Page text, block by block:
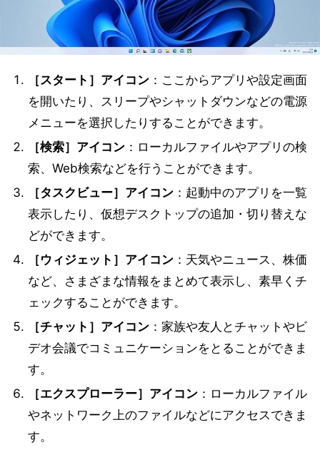
［スタート］アイコン：ここからアプリや設定画面
を開いたり、スリープやシャットダウンなどの電源
メニューを選択したりすることができます。
［検索］アイコン：ローカルファイルやアプリの検
索、Web検索などを行うことができます。
［タスクビュー］アイコン：起動中のアプリを一覧
表示したり、仮想デスクトップの追加・切り替えな
どができます。
［ウィジェット］アイコン：天気やニュース、株価
など、さまざまな情報をまとめて表示し、素早くチ
ェックすることができます。
［チャット］アイコン：家族や友人とチャットやビ
デオ会議でコミュニケーションをとることができま
す。
［エクスプローラー］アイコン：ローカルファイル
やネットワーク上のファイルなどにアクセスできま
す。